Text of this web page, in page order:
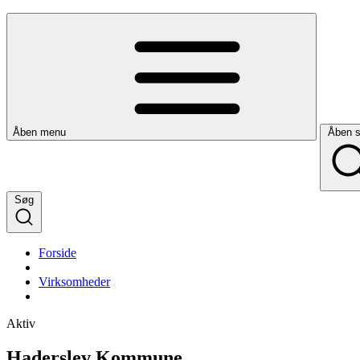
Åben menu Åben
Søg
Forside
Virksomheder
Aktiv